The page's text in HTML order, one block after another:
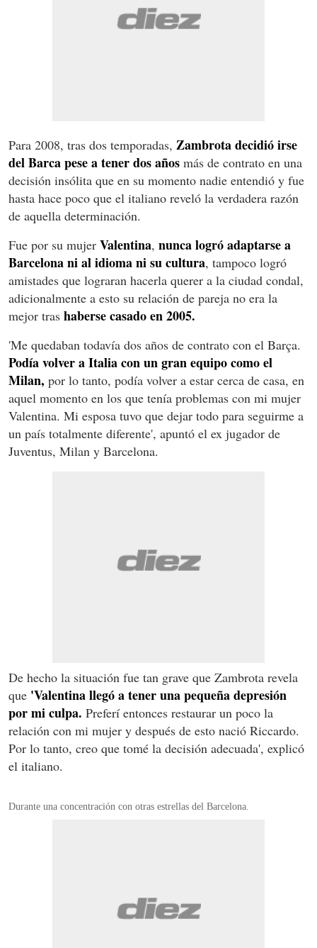
Para 2008, tras dos temporadas, Zambrota decidió irse
del Barca pese a tener dos años más de contrato en una
decisión insólita que en su momento nadie entendió y fue
hasta hace poco que el italiano reveló la verdadera razón
de aquella determinación.
Fue por su mujer Valentina, nunca logró adaptarse a
Barcelona ni al idioma ni su cultura, tampoco logró
amistades que lograran hacerla querer a la ciudad condal,
adicionalmente a esto su relación de pareja no era la
mejor tras haberse casado en 2005.
'Me quedaban todavía dos años de contrato con el Barça.
Podía volver a Italia con un gran equipo como el
Milan, por lo tanto, podía volver a estar cerca de casa, en
aquel momento en los que tenía problemas con mi mujer
Valentina. Mi esposa tuvo que dejar todo para seguirme a
un país totalmente diferente', apuntó el ex jugador de
Juventus, Milan y Barcelona.
De hecho la situación fue tan grave que Zambrota revela
que 'Valentina llegó a tener una pequeña depresión
por mi culpa. Preferí entonces restaurar un poco la
relación con mi mujer y después de esto nació Riccardo.
Por lo tanto, creo que tomé la decisión adecuada', explicó
el italiano.
Durante una concentración con otras estrellas del Barcelona.